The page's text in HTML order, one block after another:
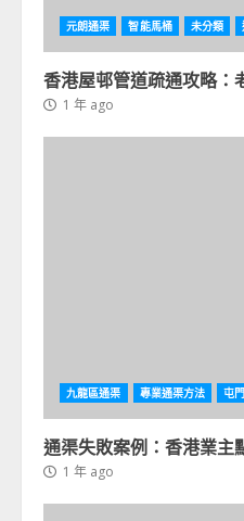
元朗通渠 智能馬桶 未分類
香港屋邨管道疏通攻略：
1 年 ago
九龍區通渠 專業通渠方法 屯
通渠失敗案例：香港業主
1 年 ago